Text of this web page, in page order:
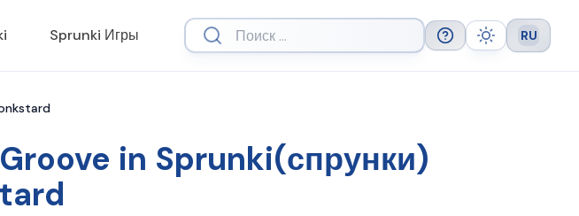
Sprunki Игры Help Theme Language
RU
in Sprunki(спрунки)